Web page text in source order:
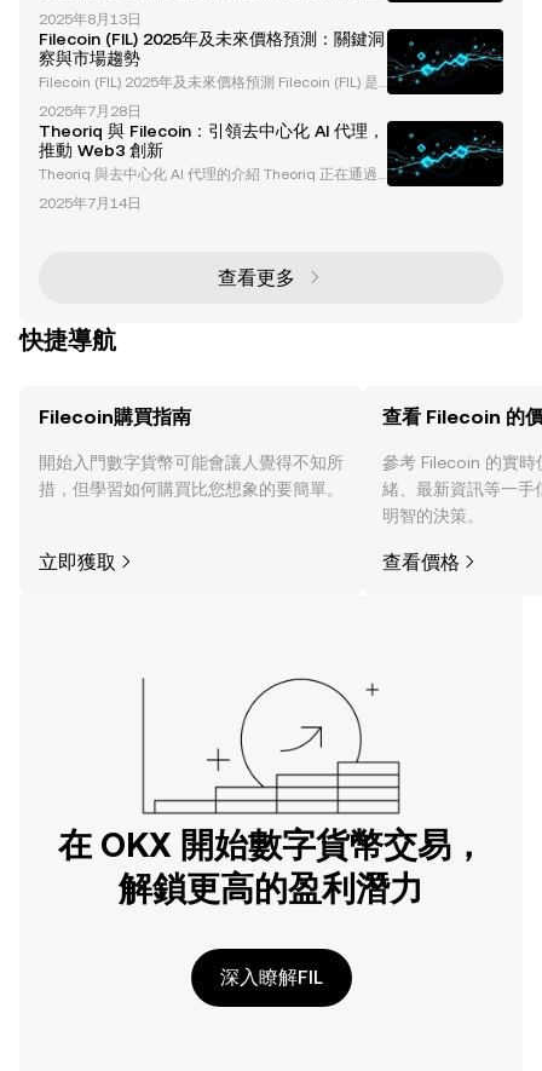
是 Filecoin 生態系統中的一項關鍵計劃，旨在加速創
新、促進社群成長並推動去中心化參與。這些補助金支
持與 Filecoin 使命一致的項目，包括文化保存、去中
心化 AI 基礎設施以及 Web3 整合。通過激勵高價值的
去中心化存儲應用案例，Filecoin 正在鞏固其作為企業
級解決方案領導者的地位。 什麼是 Fi
2025年8月13日
Filecoin (FIL) 2025年及未來價格預測：關鍵洞
察與市場趨勢
Filecoin (FIL) 2025年及未來價格預測 Filecoin (FIL) 是
一個去中心化存儲網絡，已成為區塊鏈生態系統中的重
要角色。憑藉其獨特的激勵式數據存儲和檢索方法，Fil
ecoin 吸引了大量加密貨幣愛好者和投資者的關注。本
文探討了 Filecoin 在2025年及未來的價格預測，同時
分析了影響其走勢的因素。 Filecoin 2025年價格預測
混合預測反映市場不確定性 Fil
2025年7月28日
Theoriq 與 Filecoin：引領去中心化 AI 代理，
推動 Web3 創新
Theoriq 與去中心化 AI 代理的介紹 Theoriq 正在通過
結合區塊鏈技術與去中心化數據系統，徹底改變人工智
慧的運作方式。作為一個創新的 AI 通訊平台，Theoriq
Theoriq 正在重新定義 Web3 應用中的自動化和數據可
訪問性，為去中心化生態系統設立新的標準。 Th
2025年7月14日
查看更多
快捷導航
Filecoin購買指南
開始入門數字貨幣可能會讓人覺得不知所
措，但學習如何購買比您想象的要簡單。
立即獲取
查看 Filecoin 的
參考 Filecoin 的實時
緒、最新資訊等一手
明智的決策。
查看價格
在 OKX 開始數字貨幣交易，
解鎖更高的盈利潛力
深入瞭解FIL